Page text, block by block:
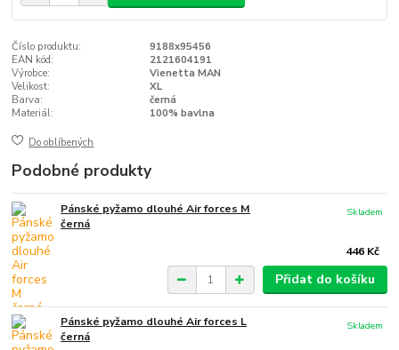
Číslo produktu:
9188x95456
EAN kód:
2121604191
Výrobce:
Vienetta MAN
Velikost:
XL
Barva:
černá
Materiál:
100% bavlna
Do oblíbených
Podobné produkty
Pánské pyžamo dlouhé Air forces M
černá
446 Kč
Skladem
Přidat do košíku
Pánské pyžamo dlouhé Air forces L
černá
Skladem